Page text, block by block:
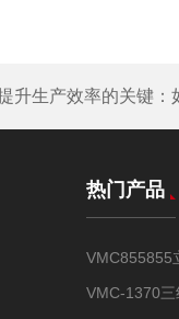
升生产效率的关键：
热门产品
VMC855855
VMC-1370